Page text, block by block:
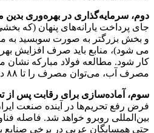
دوم، سرمایه‌گذاری در بهره‌وری
جای پرداخت یارانه‌های پنهان (که
و بخش بزرگتر به صورت سوبسید به
می شود)، منابع باید صرف افزایش
کار شود. مطالعه فولاد مبارکه نشان
مصرف آب، می‌توان مصرف را تا ۸۸ درصد کاهش داد.
سوم، آماده‌سازی برای رقابت پس از
فرض رفع تحریم‌ها در آینده صنعت
بین‌المللی روبرو خواهد شد. فاصله